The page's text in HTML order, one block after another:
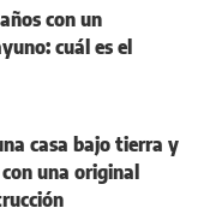
con un
cuál es el
casa bajo tierra y
una original